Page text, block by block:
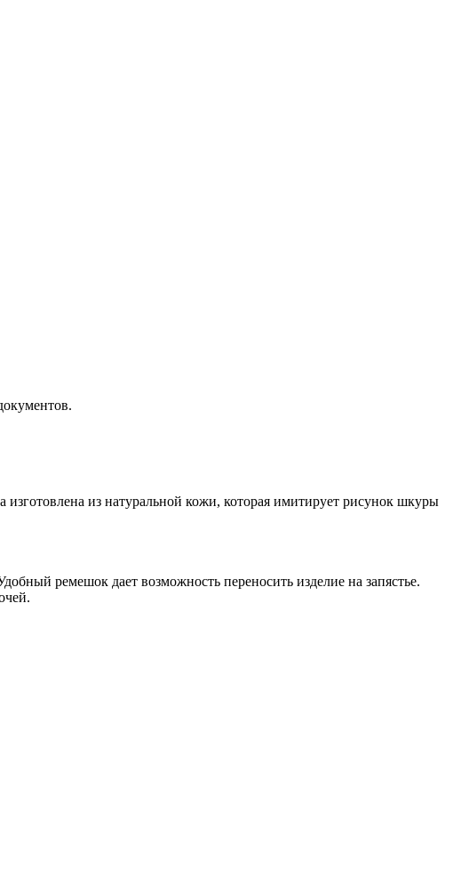
из натуральной кожи, которая имитирует рисунок шкуры
ремешок дает возможность переносить изделие на запястье.